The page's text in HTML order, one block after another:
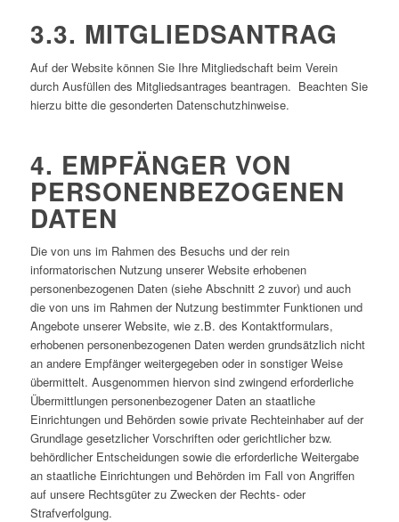
3.3. MITGLIEDSANTRAG
Auf der Website können Sie Ihre Mitgliedschaft beim Verein
durch Ausfüllen des Mitgliedsantrages beantragen. Beachten Sie
hierzu bitte die gesonderten Datenschutzhinweise.
4. EMPFÄNGER VON
PERSONENBEZOGENEN
DATEN
Die von uns im Rahmen des Besuchs und der rein
informatorischen Nutzung unserer Website erhobenen
personenbezogenen Daten (siehe Abschnitt 2 zuvor) und auch
die von uns im Rahmen der Nutzung bestimmter Funktionen und
Angebote unserer Website, wie z.B. des Kontaktformulars,
erhobenen personenbezogenen Daten werden grundsätzlich nicht
an andere Empfänger weitergegeben oder in sonstiger Weise
übermittelt. Ausgenommen hiervon sind zwingend erforderliche
Übermittlungen personenbezogener Daten an staatliche
Einrichtungen und Behörden sowie private Rechteinhaber auf der
Grundlage gesetzlicher Vorschriften oder gerichtlicher bzw.
behördlicher Entscheidungen sowie die erforderliche Weitergabe
an staatliche Einrichtungen und Behörden im Fall von Angriffen
auf unsere Rechtsgüter zu Zwecken der Rechts- oder
Strafverfolgung.